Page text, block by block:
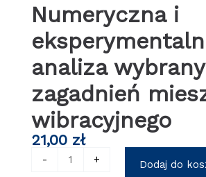
Numeryczna i
analiza
zagadnień
wibracyjnego
21,00 zł
-
Numeryczna
+ Dodaj do